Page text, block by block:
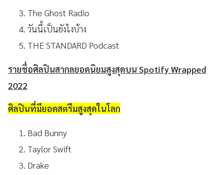
The Ghost Radio
วันนี้เป็นยังไงบ้าง
THE STANDARD Podcast
รายชื่อศิลปินสากลยอดนิยมสูงสุดบน Spotify Wrapped
2022
ศิลปินที่มียอดสตรีมสูงสุดในโลก
Bad Bunny
Taylor Swift
Drake